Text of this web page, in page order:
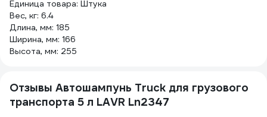
Единица товара: Штука
Вес, кг: 6.4
Длина, мм: 185
Ширина, мм: 166
Высота, мм: 255
Отзывы Автошампунь Truck для грузового
транспорта 5 л LAVR Ln2347